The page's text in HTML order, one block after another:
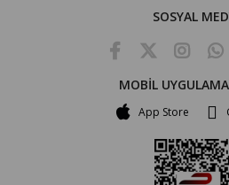
SOSYAL
MOBİL
App Store